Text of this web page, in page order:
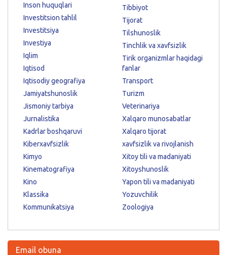
Inson huquqlari
Investitsion tahlil
Investitsiya
Investiya
Iqlim
Iqtisod
Iqtisodiy geografiya
Jamiyatshunoslik
Jismoniy tarbiya
Jurnalistika
Kadrlar boshqaruvi
Kiberxavfsizlik
Kimyo
Kinematografiya
Kino
Klassika
Kommunikatsiya
Tibbiyot
Tijorat
Tilshunoslik
Tinchlik va xavfsizlik
Tirik organizmlar haqidagi
fanlar
Transport
Turizm
Veterinariya
Xalqaro munosabatlar
Xalqaro tijorat
xavfsizlik va rivojlanish
Xitoy tili va madaniyati
Xitoyshunoslik
Yapon tili va madaniyati
Yozuvchilik
Zoologiya
Email obuna